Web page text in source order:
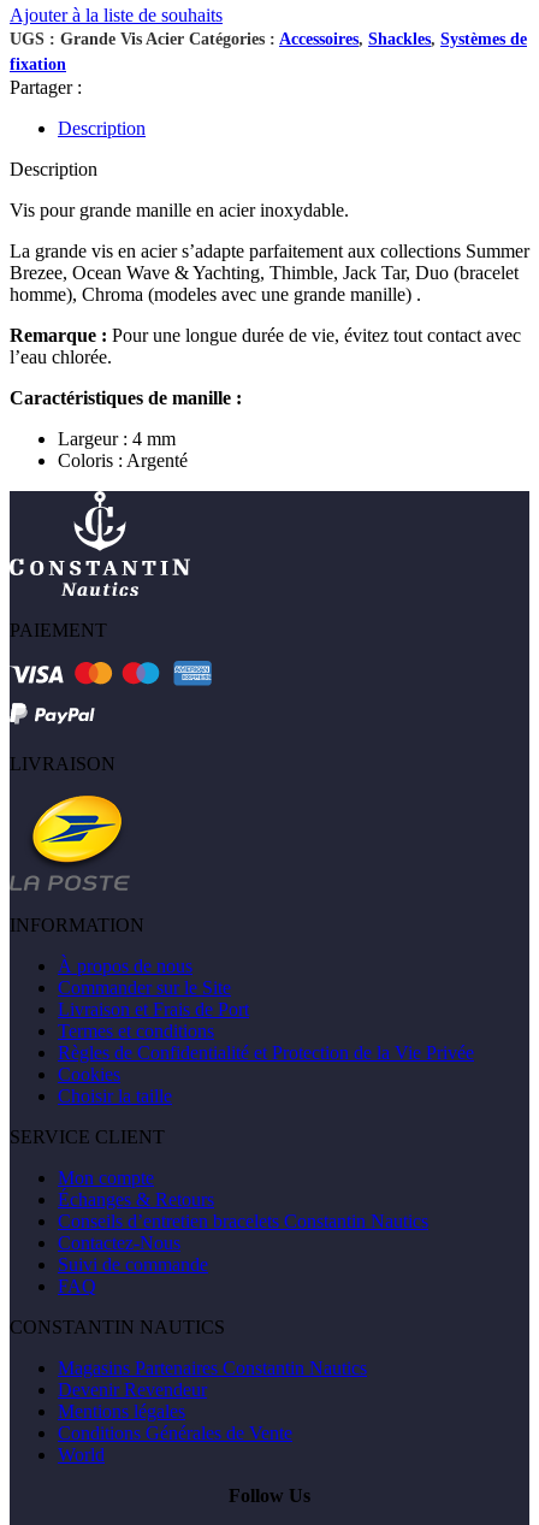
Ajouter à la liste de souhaits
UGS : Grande Vis Acier Catégories : Accessoires, Shackles, Systèmes de
fixation
Partager :
Description
Description
Vis pour grande manille en acier inoxydable.
La grande vis en acier s’adapte parfaitement aux collections Summer
Brezee, Ocean Wave & Yachting, Thimble, Jack Tar, Duo (bracelet
homme), Chroma (modeles avec une grande manille) .
Remarque : Pour une longue durée de vie, évitez tout contact avec
l’eau chlorée.
Caractéristiques de manille :
Largeur : 4 mm
Coloris : Argenté
PAIEMENT
LIVRAISON
INFORMATION
À propos de nous
Commander sur le Site
Livraison et Frais de Port
Termes et conditions
Règles de Confidentialité et Protection de la Vie Privée
Cookies
Choisir la taille
SERVICE CLIENT
Mon compte
Échanges & Retours
Conseils d’entretien bracelets Constantin Nautics
Contactez-Nous
Suivi de commande
FAQ
CONSTANTIN NAUTICS
Magasins Partenaires Constantin Nautics
Devenir Revendeur
Mentions légales
Conditions Générales de Vente
World
Follow Us